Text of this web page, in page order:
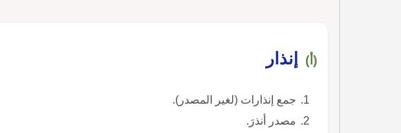
(أ) إنذار
جمع إنذارات (لغير المصدر).
مصدر أنذرَ.